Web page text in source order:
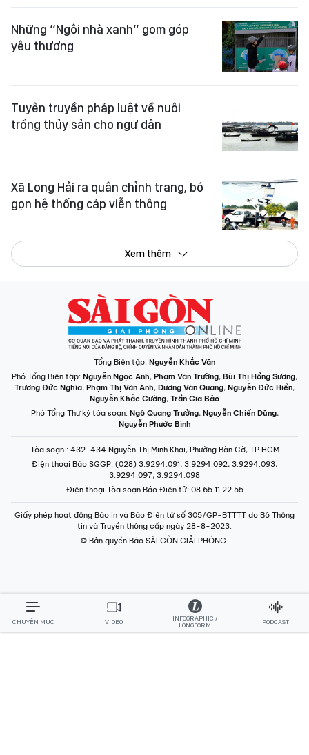
Những “Ngôi nhà xanh” gom góp
yêu thương
Tuyên truyền pháp luật về nuôi
trồng thủy sản cho ngư dân
Xã Long Hải ra quân chỉnh trang, bó
gọn hệ thống cáp viễn thông
Xem thêm
Tổng Biên tập: Nguyễn Khắc Văn
Phó Tổng Biên tập: Nguyễn Ngọc Anh, Phạm Văn Trường, Bùi Thị Hồng Sương,
Trương Đức Nghĩa, Phạm Thị Vân Anh, Dương Văn Quang, Nguyễn Đức Hiển,
Nguyễn Khắc Cường, Trần Gia Bảo
Phó Tổng Thư ký tòa soạn: Ngô Quang Trưởng, Nguyễn Chiến Dũng,
Nguyễn Phước Bình
Tòa soạn : 432-434 Nguyễn Thị Minh Khai, Phường Bàn Cờ, TP.HCM
Điện thoại Báo SGGP: (028) 3.9294.091, 3.9294.092, 3.9294.093,
3.9294.097, 3.9294.098
Điện thoại Tòa soạn Báo Điện tử: 08 65 11 22 55
Giấy phép hoạt động Báo in và Báo Điện tử số 305/GP-BTTTT do Bộ Thông
tin và Truyền thông cấp ngày 28-8-2023.
© Bản quyền Báo SÀI GÒN GIẢI PHÓNG.
CHUYÊN MỤC VIDEO
INFOGRAPHIC /
LONGFORM
PODCAST